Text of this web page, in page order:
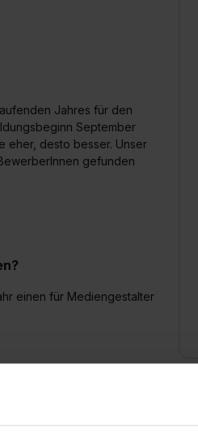
Jahres für den
September
eher, desto besser. Unser
gefunden
einen für Mediengestalter
kleine Zulage drauf.